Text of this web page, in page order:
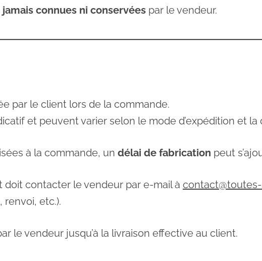
jamais connues ni conservées par le vendeur.
par le client lors de la commande.
et peuvent varier selon le mode d’expédition et la
à la commande, un délai de fabrication peut
contacter le vendeur par e-mail à
renvoi, etc.).
le vendeur jusqu’à la livraison effective au client.